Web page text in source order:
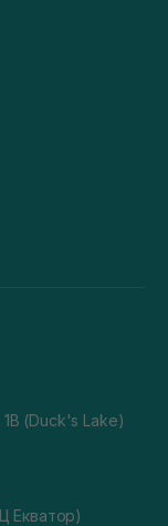
1В (Duck's Lake)
Екватор)